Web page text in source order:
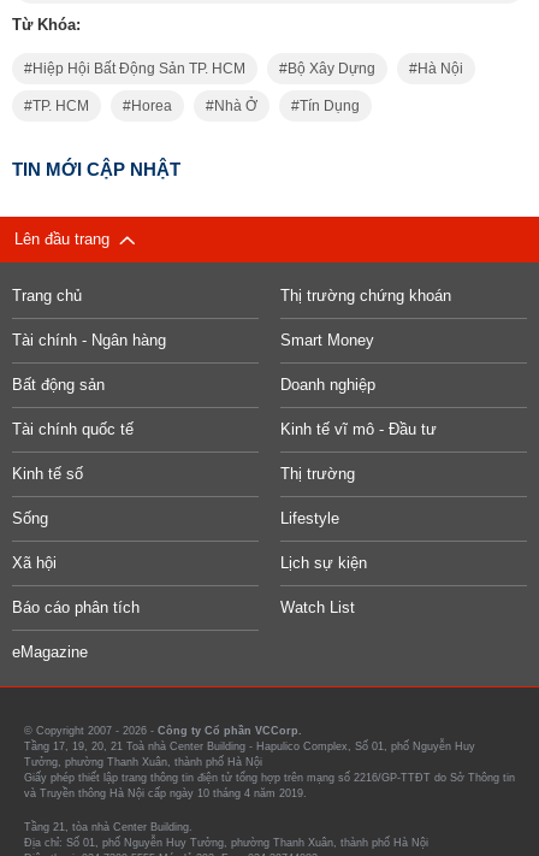
Từ Khóa:
Hiệp Hội Bất Động Sản TP. HCM Bộ Xây Dựng Hà Nội
TP. HCM Horea Nhà Ở Tín Dụng
TIN MỚI CẬP NHẬT
Lên đầu trang
Trang chủ Thị trường chứng khoán
Tài chính - Ngân hàng Smart Money
Bất động sản Doanh nghiệp
Tài chính quốc tế Kinh tế vĩ mô - Đầu tư
Kinh tế số Thị trường
Sống Lifestyle
Xã hội Lịch sự kiện
Báo cáo phân tích Watch List
eMagazine
© Copyright 2007 - 2026 - Công ty Cổ phần VCCorp.
Tầng 17, 19, 20, 21 Toà nhà Center Building - Hapulico Complex, Số 01, phố Nguyễn Huy
Tưởng, phường Thanh Xuân, thành phố Hà Nội
Giấy phép thiết lập trang thông tin điện tử tổng hợp trên mạng số 2216/GP-TTĐT do Sở Thông tin
và Truyền thông Hà Nội cấp ngày 10 tháng 4 năm 2019.
Tầng 21, tòa nhà Center Building.
Địa chỉ: Số 01, phố Nguyễn Huy Tưởng, phường Thanh Xuân, thành phố Hà Nội